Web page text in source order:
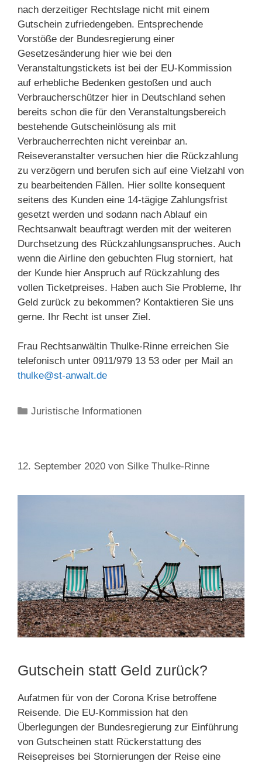
nach derzeitiger Rechtslage nicht mit einem
Gutschein zufriedengeben. Entsprechende
Vorstöße der Bundesregierung einer
Gesetzesänderung hier wie bei den
Veranstaltungstickets ist bei der EU-Kommission
auf erhebliche Bedenken gestoßen und auch
Verbraucherschützer hier in Deutschland sehen
bereits schon die für den Veranstaltungsbereich
bestehende Gutscheinlösung als mit
Verbraucherrechten nicht vereinbar an.
Reiseveranstalter versuchen hier die Rückzahlung
zu verzögern und berufen sich auf eine Vielzahl von
zu bearbeitenden Fällen. Hier sollte konsequent
seitens des Kunden eine 14-tägige Zahlungsfrist
gesetzt werden und sodann nach Ablauf ein
Rechtsanwalt beauftragt werden mit der weiteren
Durchsetzung des Rückzahlungsanspruches. Auch
wenn die Airline den gebuchten Flug storniert, hat
der Kunde hier Anspruch auf Rückzahlung des
vollen Ticketpreises. Haben auch Sie Probleme, Ihr
Geld zurück zu bekommen? Kontaktieren Sie uns
gerne. Ihr Recht ist unser Ziel.
Frau Rechtsanwältin Thulke-Rinne erreichen Sie
telefonisch unter 0911/979 13 53 oder per Mail an
thulke@st-anwalt.de
Kategorien
Juristische Informationen
12. September 2020 von Silke Thulke-Rinne
Gutschein statt Geld zurück?
Aufatmen für von der Corona Krise betroffene
Reisende. Die EU-Kommission hat den
Überlegungen der Bundesregierung zur Einführung
von Gutscheinen statt Rückerstattung des
Reisepreises bei Stornierungen der Reise eine